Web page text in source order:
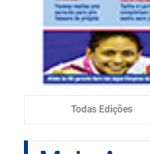
Todas Edições